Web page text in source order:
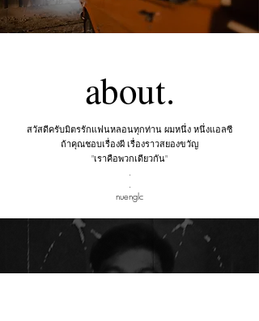
about.
สวัสดีครับมิตรรักแฟนหลอนทุกท่าน ผมหนึ่ง หนึ่งแอลซี
ถ้าคุณชอบเรื่องผี เรื่องราวสยองขวัญ
"เราคือพวกเดียวกัน"
.
.
nuenglc